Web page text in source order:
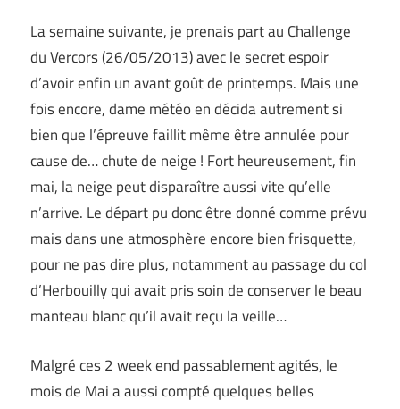
La semaine suivante, je prenais part au Challenge
du Vercors (26/05/2013) avec le secret espoir
d’avoir enfin un avant goût de printemps. Mais une
fois encore, dame météo en décida autrement si
bien que l’épreuve faillit même être annulée pour
cause de… chute de neige ! Fort heureusement, fin
mai, la neige peut disparaître aussi vite qu’elle
n’arrive. Le départ pu donc être donné comme prévu
mais dans une atmosphère encore bien frisquette,
pour ne pas dire plus, notamment au passage du col
d’Herbouilly qui avait pris soin de conserver le beau
manteau blanc qu’il avait reçu la veille…
Malgré ces 2 week end passablement agités, le
mois de Mai a aussi compté quelques belles